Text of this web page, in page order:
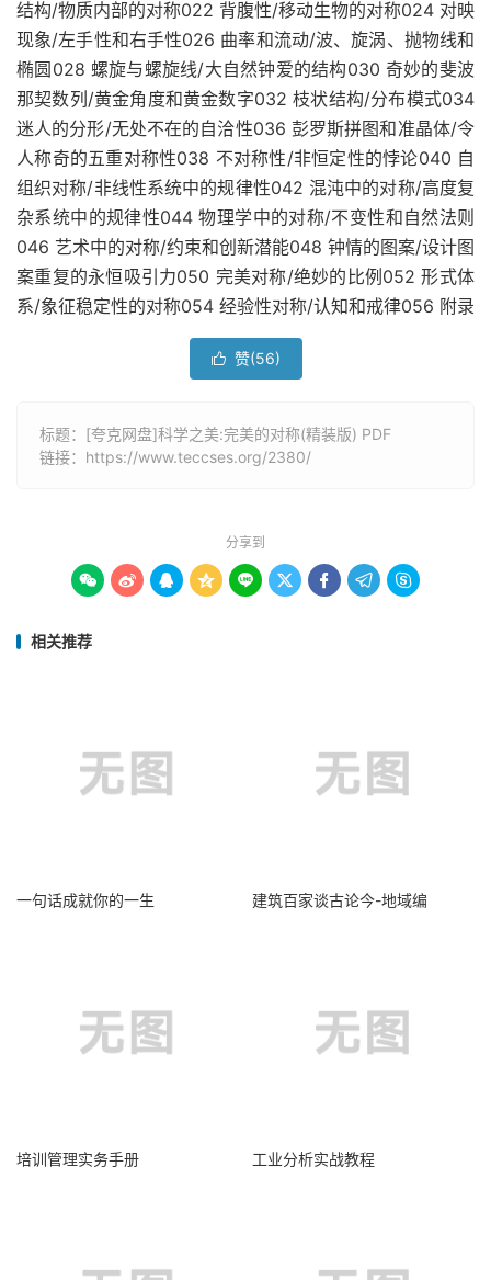
结构/物质内部的对称022 背腹性/移动生物的对称024 对映
现象/左手性和右手性026 曲率和流动/波、旋涡、抛物线和
椭圆028 螺旋与螺旋线/大自然钟爱的结构030 奇妙的斐波
那契数列/黄金角度和黄金数字032 枝状结构/分布模式034
迷人的分形/无处不在的自洽性036 彭罗斯拼图和准晶体/令
人称奇的五重对称性038 不对称性/非恒定性的悖论040 自
组织对称/非线性系统中的规律性042 混沌中的对称/高度复
杂系统中的规律性044 物理学中的对称/不变性和自然法则
046 艺术中的对称/约束和创新潜能048 钟情的图案/设计图
案重复的永恒吸引力050 完美对称/绝妙的比例052 形式体
系/象征稳定性的对称054 经验性对称/认知和戒律056 附录
 赞(56)
标题：[夸克网盘]科学之美:完美的对称(精装版) PDF
链接： https://www.teccses.org/2380/
分享到
        
相关推荐
一句话成就你的一生 建筑百家谈古论今-地域编
培训管理实务手册 工业分析实战教程